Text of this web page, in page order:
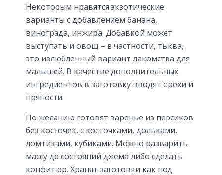
Некоторым нравятся экзотические
варианты с добавлением банана,
винограда, инжира. Добавкой может
выступать и овощ – в частности, тыква,
это излюбленный вариант лакомства для
малышей. В качестве дополнительных
ингредиентов в заготовку вводят орехи и
пряности.
По желанию готовят варенье из персиков
без косточек, с косточками, дольками,
ломтиками, кубиками. Можно разварить
массу до состояний джема либо сделать
конфитюр. Хранят заготовки как под